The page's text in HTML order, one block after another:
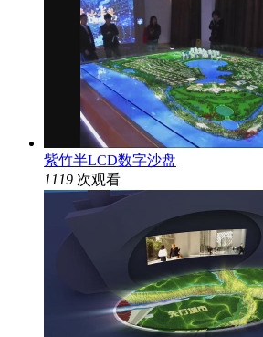
紫竹半LCD数字沙盘
1119 次观看